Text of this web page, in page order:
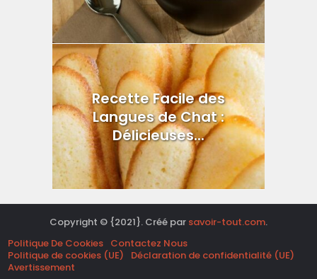
Recette Facile des
Langues de Chat :
Délicieuses...
Copyright © {2021}. Créé par savoir-tout.com.
Politique De Cookies Contactez Nous
Politique de cookies (UE)
Déclaration de confidentialité (UE)
Avertissement